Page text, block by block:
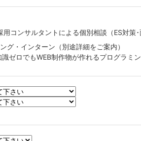
用コンサルタントによる個別相談（ES対策･
グ・インターン（別途詳細をご案内）
識ゼロでもWEB制作物が作れるプログラミ